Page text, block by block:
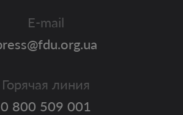
E-mail
Горячая линия
0 800 509 001